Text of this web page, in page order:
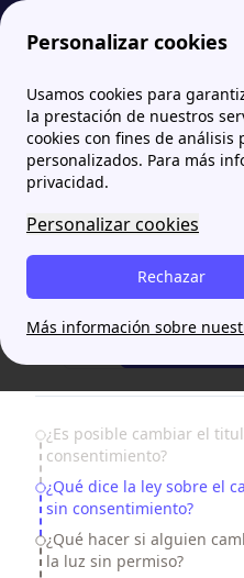
Personalizar cookies
Usamos cookies para
la prestación de nuestros
cookies con fines de
personalizados. Para más
privacidad.
Personalizar cookies
Rechazar
Más información sobre
Papernest.es Cambio
¿Necesitas
Table of Contents
¿Es posible cambiar el
consentimiento?
¿Qué dice la ley sobre el
sin consentimiento?
¿Qué hacer si alguien
la luz sin permiso?